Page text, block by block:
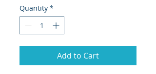
Quantity *
Add to Cart